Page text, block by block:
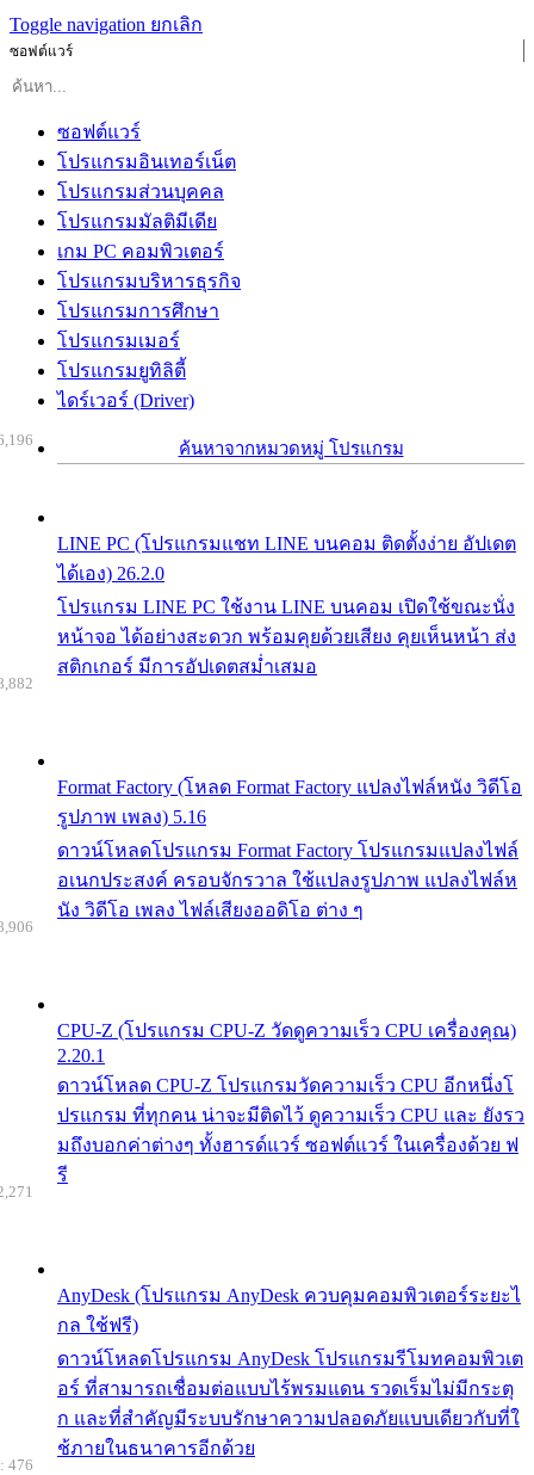
Toggle navigation ยกเลิก
ซอฟต์แวร์
ซอฟต์แวร์
โปรแกรมอินเทอร์เน็ต
โปรแกรมส่วนบุคคล
โปรแกรมมัลติมีเดีย
เกม PC คอมพิวเตอร์
โปรแกรมบริหารธุรกิจ
โปรแกรมการศึกษา
โปรแกรมเมอร์
โปรแกรมยูทิลิตี้
ไดร์เวอร์ (Driver)
ค้นหาจากหมวดหมู่ โปรแกรม
LINE PC (โปรแกรมแชท LINE บนคอม ติดตั้งง่าย อัปเดต
ได้เอง) 26.2.0
โปรแกรม LINE PC ใช้งาน LINE บนคอม เปิดใช้ขณะนั่ง
หน้าจอ ได้อย่างสะดวก พร้อมคุยด้วยเสียง คุยเห็นหน้า ส่ง
สติกเกอร์ มีการอัปเดตสม่ำเสมอ
Format Factory (โหลด Format Factory แปลงไฟล์หนัง วิดีโอ
รูปภาพ เพลง) 5.16
ดาวน์โหลดโปรแกรม Format Factory โปรแกรมแปลงไฟล์
อเนกประสงค์ ครอบจักรวาล ใช้แปลงรูปภาพ แปลงไฟล์ห
นัง วิดีโอ เพลง ไฟล์เสียงออดิโอ ต่าง ๆ
CPU-Z (โปรแกรม CPU-Z วัดดูความเร็ว CPU เครื่องคุณ)
2.20.1
ดาวน์โหลด CPU-Z โปรแกรมวัดความเร็ว CPU อีกหนึ่งโ
ปรแกรม ที่ทุกคน น่าจะมีติดไว้ ดูความเร็ว CPU และ ยังรว
มถึงบอกค่าต่างๆ ทั้งฮารด์แวร์ ซอฟต์แวร์ ในเครื่องด้วย ฟ
รี
AnyDesk (โปรแกรม AnyDesk ควบคุมคอมพิวเตอร์ระยะไ
กล ใช้ฟรี)
ดาวน์โหลดโปรแกรม AnyDesk โปรแกรมรีโมทคอมพิวเต
อร์ ที่สามารถเชื่อมต่อแบบไร้พรมแดน รวดเร็มไม่มีกระตุ
ก และที่สำคัญมีระบบรักษาความปลอดภัยแบบเดียวกับที่ใ
ช้ภายในธนาคารอีกด้วย
476